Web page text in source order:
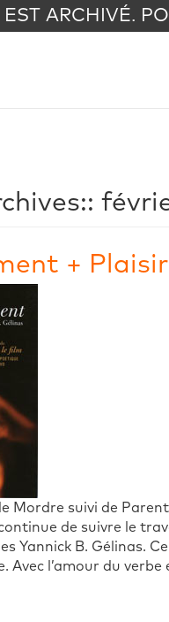
EST ARCHIVÉ.
+
Mordre suivi de
de suivre le
Yannick B. Gélinas.
Avec l’amour du